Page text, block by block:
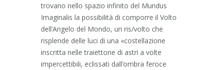
trovano nello spazio infinito del Mundus
Imaginalis la possibilità di comporre il Volto
dell’Angelo del Mondo, un ris/volto che
risplende delle luci di una «costellazione
inscritta nelle traiettorie di astri a volte
impercettibili, eclissati dall’ombra feroce